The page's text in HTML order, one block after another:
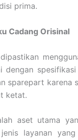
prima.
Cadang Orisinal
dengan
sparepart karena
ketat.
aset utama
layanan